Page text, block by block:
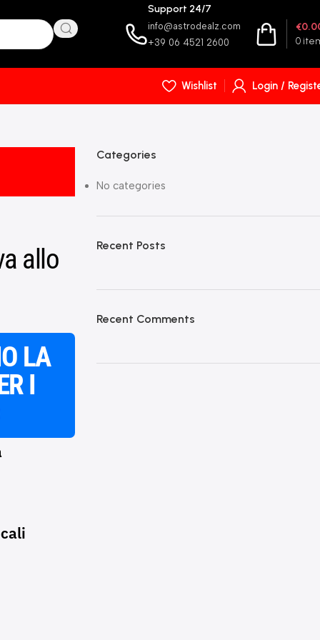
Support 24/7
info@astrodealz.com
+39 06 4521 2600
0
€
Wishlist Login /
allo
LA
I
Categories
No categories
Recent Posts
Recent Comments